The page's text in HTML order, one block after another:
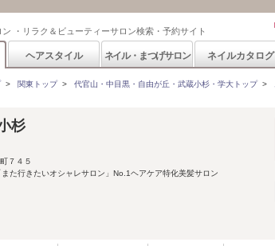
・リラク＆ビューティーサロン検索・予約サイト
ヘアスタイル ネイル・まつげサロン ネイルカタログ
> 関東トップ> 代官山・中目黒・自由が丘・武蔵小杉・学大トップ>
杉
７４５
た行きたいオシャレサロン」No.1ヘアケア特化美髪サロン